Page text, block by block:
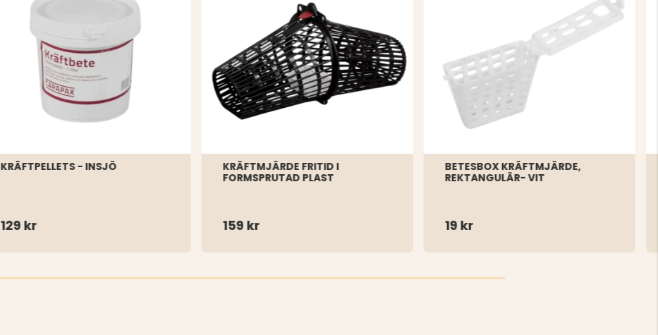
KRÄFTPELLETS - INSJÖ
129 kr
KRÄFTMJÄRDE FRITID I
FORMSPRUTAD PLAST
159 kr
BETESBOX KRÄFTMJÄRDE,
REKTANGULÄR- VIT
19 kr